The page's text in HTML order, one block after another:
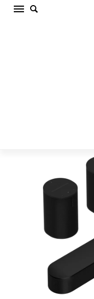
SONOS BEAM/2